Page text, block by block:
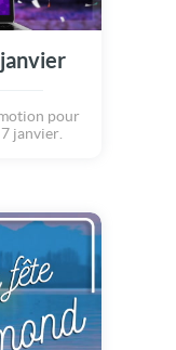
pour
janvier.